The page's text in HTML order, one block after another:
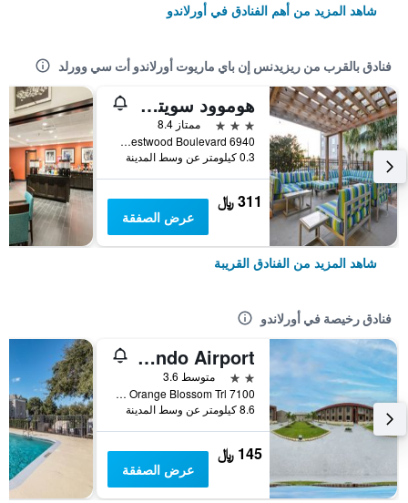
شاهد المزيد من أهم الفنادق في أورلاندو
فنادق بالقرب من ريزيدنس إن باي ماريوت أورلاندو أت سي وورلد
هوموود سويتس باي هيلتون أورلاندو ثيم باركس
3 نجوم
ممتاز 8.4
6940 Westwood Boulevard, أورلاندو, FL, الولايات المتحدة الأميريكية
0.3 كيلومتر عن وسط المدينة
311 ﷼
عرض الصفقة
شاهد المزيد من الفنادق القريبة
فنادق رخيصة في أورلاندو
OYO Hotel Orlando Airport
2 نجمتين
متوسط 3.6
7100 s Orange Blossom Trl, أورلاندو, FL, الولايات المتحدة الأميريكية
8.6 كيلومتر عن وسط المدينة
145 ﷼
عرض الصفقة